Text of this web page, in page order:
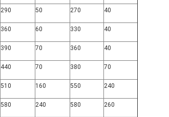
290 50 270 40
360 60 330 40
390 70 360 40
440 70 380 70
510 160 550 240
580 240 580 260